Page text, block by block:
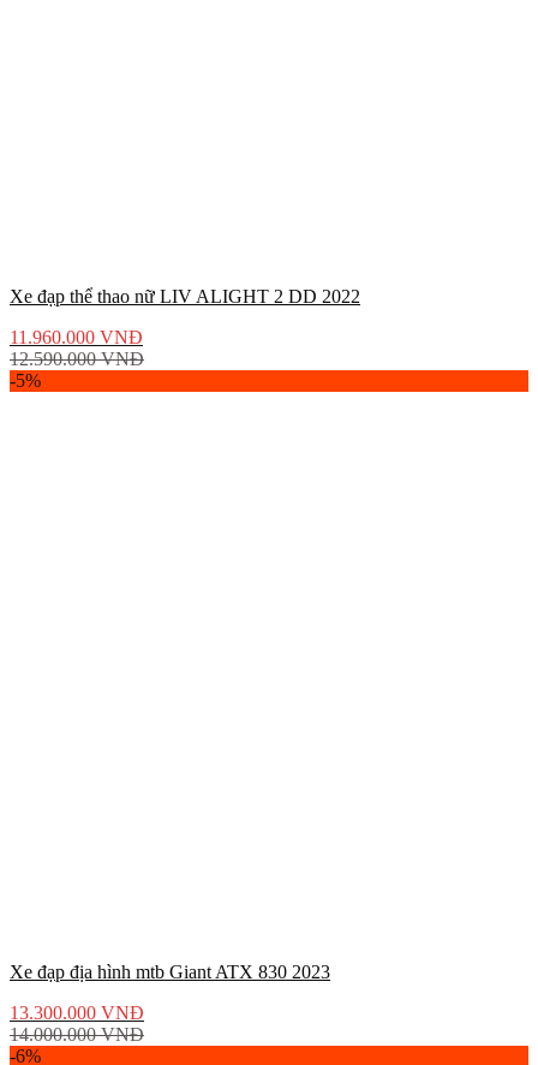
Xe đạp thể thao nữ LIV ALIGHT 2 DD 2022
11.960.000 VNĐ
12.590.000VNĐ
-5%
Xe đạp địa hình mtb Giant ATX 830 2023
13.300.000 VNĐ
14.000.000VNĐ
-6%